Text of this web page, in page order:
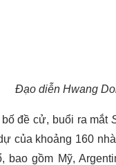
Đạo diễn Hwang
đề cử, buổi ra mắt
của khoảng 160
bao gồm Mỹ,